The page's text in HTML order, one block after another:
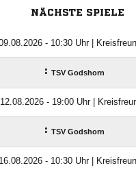
NÄCHSTE SPIELE
- 10:30 Uhr |
: TSV Godshorn
- 19:00 Uhr |
: TSV Godshorn
- 10:30 Uhr |